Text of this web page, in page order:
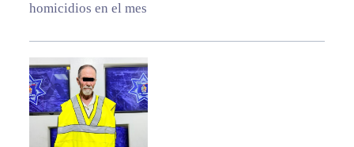
homicidios en el mes